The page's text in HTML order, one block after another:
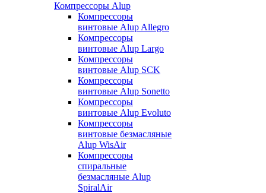
Компрессоры Alup
Компрессоры
винтовые Alup Allegro
Компрессоры
винтовые Alup Largo
Компрессоры
винтовые Alup SCK
Компрессоры
винтовые Alup Sonetto
Компрессоры
винтовые Alup Evoluto
Компрессоры
винтовые безмасляные
Alup WisAir
Компрессоры
спиральные
безмасляные Alup
SpiralAir